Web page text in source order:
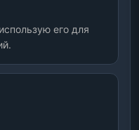
его для